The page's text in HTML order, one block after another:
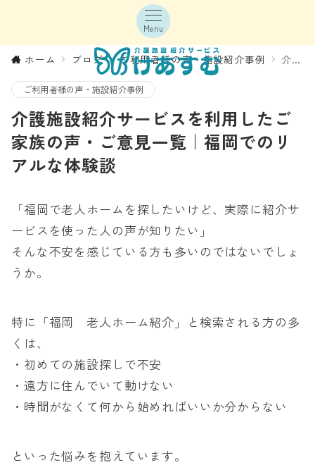
Menu
ホーム ブログ ご利用者様の声・施設紹介事例 介護施設紹介サービスを利用したご家族の声・ご意見一覧｜福岡でのリアルな体験談
ご利用者様の声・施設紹介事例
介護施設紹介サービスを利用したご
家族の声・ご意見一覧｜福岡でのリ
アルな体験談
「福岡で老人ホームを探したいけど、実際に紹介サ
ービスを使った人の声が知りたい」
そんな不安を感じている方も多いのではないでしょ
うか。
特に「福岡 老人ホーム紹介」と検索される方の多
くは、
・初めての施設探しで不安
・遠方に住んでいて動けない
・時間がなくて何から始めればいいか分からない
といった悩みを抱えています。